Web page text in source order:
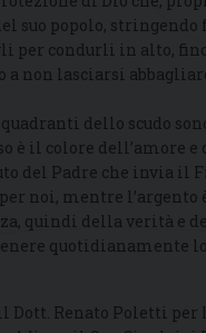
suo popolo, stringendo
per condurli in alto,
non lasciarsi abbagliare
dello scudo
è il colore dell’amore e
del Padre che invia il
noi, mentre
quindi della verità e
quotidianamente
Renato Poletti per